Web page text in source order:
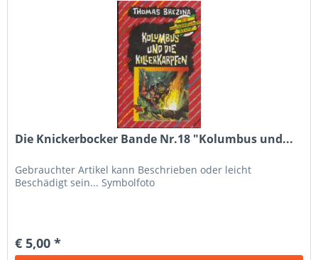
Die Knickerbocker Bande Nr.18 "Kolumbus und...
Gebrauchter Artikel kann Beschrieben oder leicht
Beschädigt sein... Symbolfoto
€ 5,00 *